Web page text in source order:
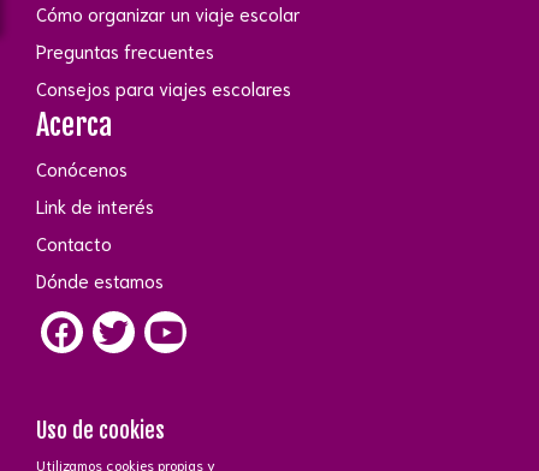
Cómo organizar un viaje escolar
Preguntas frecuentes
Consejos para viajes escolares
Acerca
Conócenos
Link de interés
Contacto
Dónde estamos
Uso de cookies
Utilizamos cookies propias y